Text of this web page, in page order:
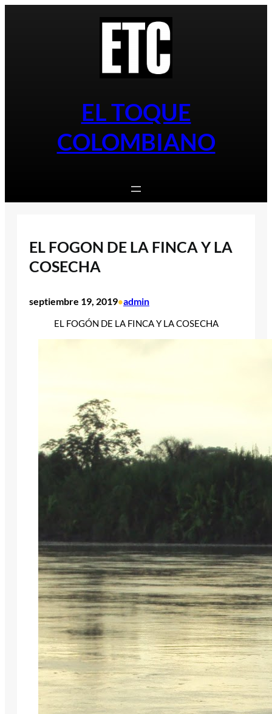
EL TOQUE
COLOMBIANO
EL FOGON DE LA FINCA Y LA
COSECHA
septiembre 19, 2019•admin
EL FOGÓN DE LA FINCA Y LA COSECHA